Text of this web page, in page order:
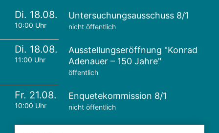
Di. 18.08.
10:00 Uhr
Untersuchungsausschuss 8/1
nicht öffentlich
Di. 18.08.
11:00 Uhr
Ausstellungseröffnung "Konrad
Adenauer – 150 Jahre"
öffentlich
Fr. 21.08.
10:00 Uhr
Enquetekommission 8/1
nicht öffentlich